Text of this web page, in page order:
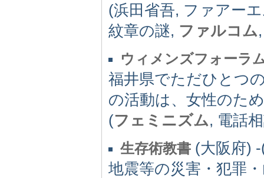
(浜田省吾, ファアー
紋章の謎, ファルコム
ウィメンズフォーラ
福井県でただひとつ
の活動は、女性のた
(フェミニズム, 電話
生存術教書 (大阪府)
地震等の災害・犯罪